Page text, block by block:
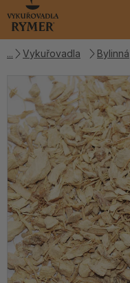
Vykuřovadla Bylinná